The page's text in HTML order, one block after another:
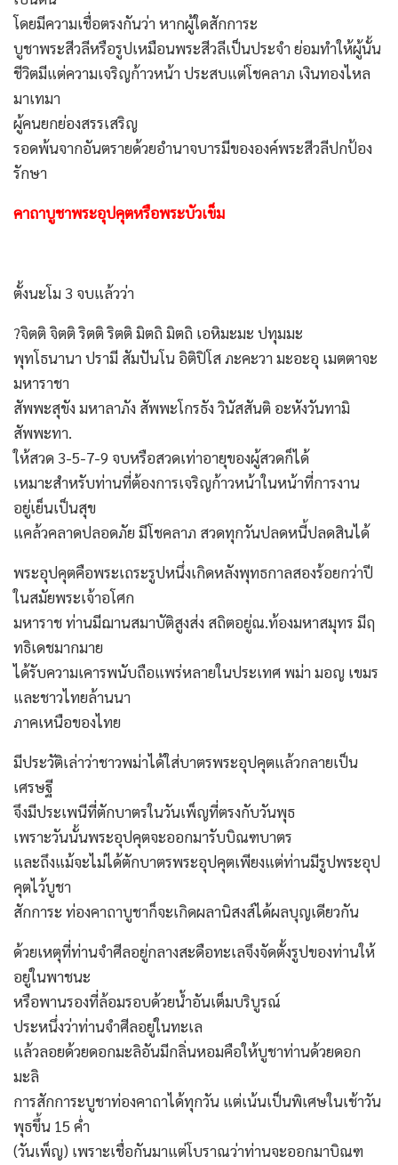
โดยมีความเชื่อตรงกันว่า หากผู้ใดสักการะ
บูชาพระสีวลีหรือรูปเหมือนพระสีวลีเป็นประจำ ย่อมทำให้ผู้นั้น
ชีวิตมีแต่ความเจริญก้าวหน้า ประสบแต่โชคลาภ เงินทองไหล
มาเทมา
ผู้คนยกย่องสรรเสริญ
รอดพ้นจากอันตรายด้วยอำนาจบารมีขององค์พระสีวลีปกป้อง
รักษา
คาถาบูชาพระอุปคุตหรือพระบัวเข็ม
ตั้งนะโม 3 จบแล้วว่า
?จิตติ จิตติ ริตติ ริตติ มิตถิ มิตถิ เอหิมะมะ ปทุมมะ
พุทโธนานา ปรามี สัมปันโน อิติปิโส ภะคะวา มะอะอุ เมตตาจะ
มหาราชา
สัพพะสุขัง มหาลาภัง สัพพะโกรธัง วินัสสันติ อะหังวันทามิ
สัพพะทา.
ให้สวด 3-5-7-9 จบหรือสวดเท่าอายุของผู้สวดก็ได้
เหมาะสำหรับท่านที่ต้องการเจริญก้าวหน้าในหน้าที่การงาน
อยู่เย็นเป็นสุข
แคล้วคลาดปลอดภัย มีโชคลาภ สวดทุกวันปลดหนี้ปลดสินได้
พระอุปคุตคือพระเถระรูปหนึ่งเกิดหลังพุทธกาลสองร้อยกว่าปี
ในสมัยพระเจ้าอโศก
มหาราช ท่านมีฌานสมาบัติสูงส่ง สถิตอยู่ณ.ท้องมหาสมุทร มีฤ
ทธิเดชมากมาย
ได้รับความเคารพนับถือแพร่หลายในประเทศ พม่า มอญ เขมร
และชาวไทยล้านนา
ภาคเหนือของไทย
มีประวัติเล่าว่าชาวพม่าได้ใส่บาตรพระอุปคุตแล้วกลายเป็น
เศรษฐี
จึงมีประเพนีที่ตักบาตรในวันเพ็ญที่ตรงกับวันพุธ
เพราะวันนั้นพระอุปคุตจะออกมารับบิณฑบาตร
และถึงแม้จะไม่ได้ตักบาตรพระอุปคุตเพียงแต่ท่านมีรูปพระอุป
คุตไว้บูชา
สักการะ ท่องคาถาบูชาก็จะเกิดผลานิสงส์ได้ผลบุญเดียวกัน
ด้วยเหตุที่ท่านจำศีลอยู่กลางสะดือทะเลจึงจัดตั้งรูปของท่านให้
อยู่ในพาชนะ
หรือพานรองที่ล้อมรอบด้วยน้ำอันเต็มบริบูรณ์
ประหนึ่งว่าท่านจำศีลอยู่ในทะเล
แล้วลอยด้วยดอกมะลิอันมีกลิ่นหอมคือให้บูชาท่านด้วยดอก
มะลิ
การสักการะบูชาท่องคาถาได้ทุกวัน แต่เน้นเป็นพิเศษในเช้าวัน
พุธขึ้น 15 ค่ำ
(วันเพ็ญ) เพราะเชื่อกันมาแต่โบราณว่าท่านจะออกมาบิณฑ